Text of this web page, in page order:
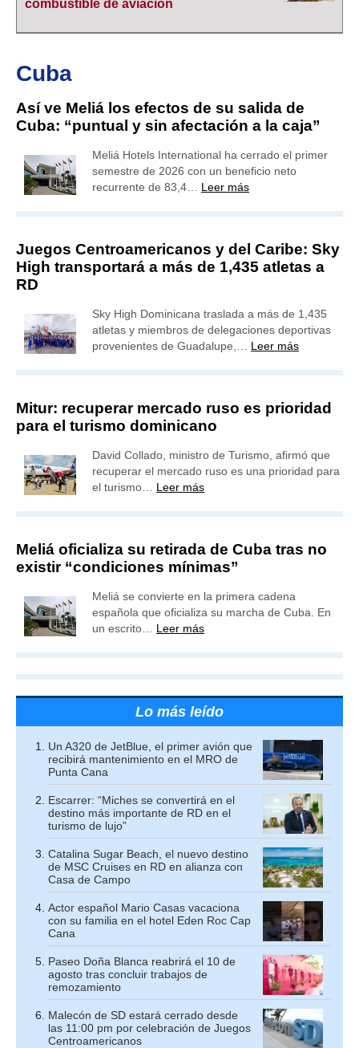
combustible de aviación
Cuba
Así ve Meliá los efectos de su salida de
Cuba: “puntual y sin afectación a la caja”
Meliá Hotels International ha cerrado el primer
semestre de 2026 con un beneficio neto
recurrente de 83,4… Leer más
Juegos Centroamericanos y del Caribe: Sky
High transportará a más de 1,435 atletas a
RD
Sky High Dominicana traslada a más de 1,435
atletas y miembros de delegaciones deportivas
provenientes de Guadalupe,… Leer más
Mitur: recuperar mercado ruso es prioridad
para el turismo dominicano
David Collado, ministro de Turismo, afirmó que
recuperar el mercado ruso es una prioridad para
el turismo… Leer más
Meliá oficializa su retirada de Cuba tras no
existir “condiciones mínimas”
Meliá se convierte en la primera cadena
española que oficializa su marcha de Cuba. En
un escrito… Leer más
Lo más leído
Un A320 de JetBlue, el primer avión que
recibirá mantenimiento en el MRO de
Punta Cana
Escarrer: “Miches se convertirá en el
destino más importante de RD en el
turismo de lujo”
Catalina Sugar Beach, el nuevo destino
de MSC Cruises en RD en alianza con
Casa de Campo
Actor español Mario Casas vacaciona
con su familia en el hotel Eden Roc Cap
Cana
Paseo Doña Blanca reabrirá el 10 de
agosto tras concluir trabajos de
remozamiento
Malecón de SD estará cerrado desde
las 11:00 pm por celebración de Juegos
Centroamericanos